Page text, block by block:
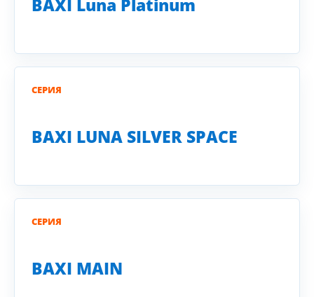
BAXI Luna Platinum
СЕРИЯ
BAXI LUNA SILVER SPACE
СЕРИЯ
BAXI MAIN